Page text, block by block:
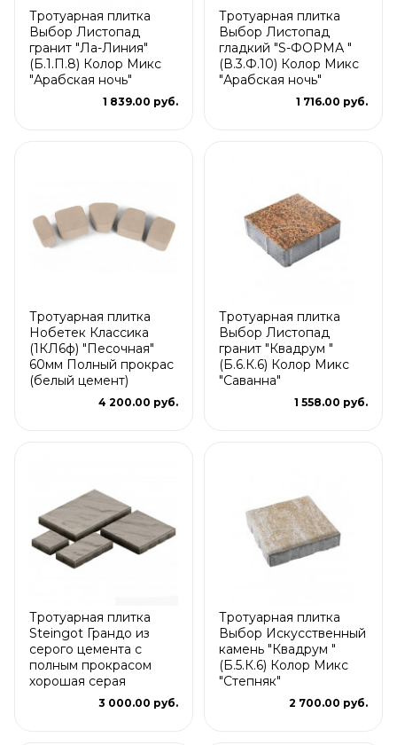
Тротуарная плитка
Выбор Листопад
гранит "Ла-Линия"
(Б.1.П.8) Колор Микс
"Арабская ночь"
1 839.00 руб.
Тротуарная плитка
Выбор Листопад
гладкий "S-ФОРМА "
(В.3.Ф.10) Колор Микс
"Арабская ночь"
1 716.00 руб.
Тротуарная плитка
Нобетек Классика
(1КЛ6ф) "Песочная"
60мм Полный прокрас
(белый цемент)
4 200.00 руб.
Тротуарная плитка
Выбор Листопад
гранит "Квадрум "
(Б.6.К.6) Колор Микс
"Саванна"
1 558.00 руб.
Тротуарная плитка
Steingot Грандо из
серого цемента с
полным прокрасом
хорошая серая
3 000.00 руб.
Тротуарная плитка
Выбор Искусственный
камень "Квадрум "
(Б.5.К.6) Колор Микс
"Степняк"
2 700.00 руб.